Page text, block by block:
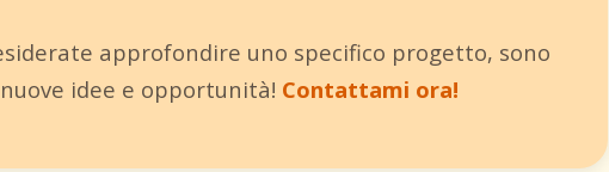
approfondire uno specifico progetto, sono
idee e opportunità! Contattami ora!